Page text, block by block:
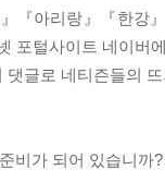
『아리랑』『한강
포털사이트 네이버
댓글로 네티즌들의
비가 되어 있습니까?